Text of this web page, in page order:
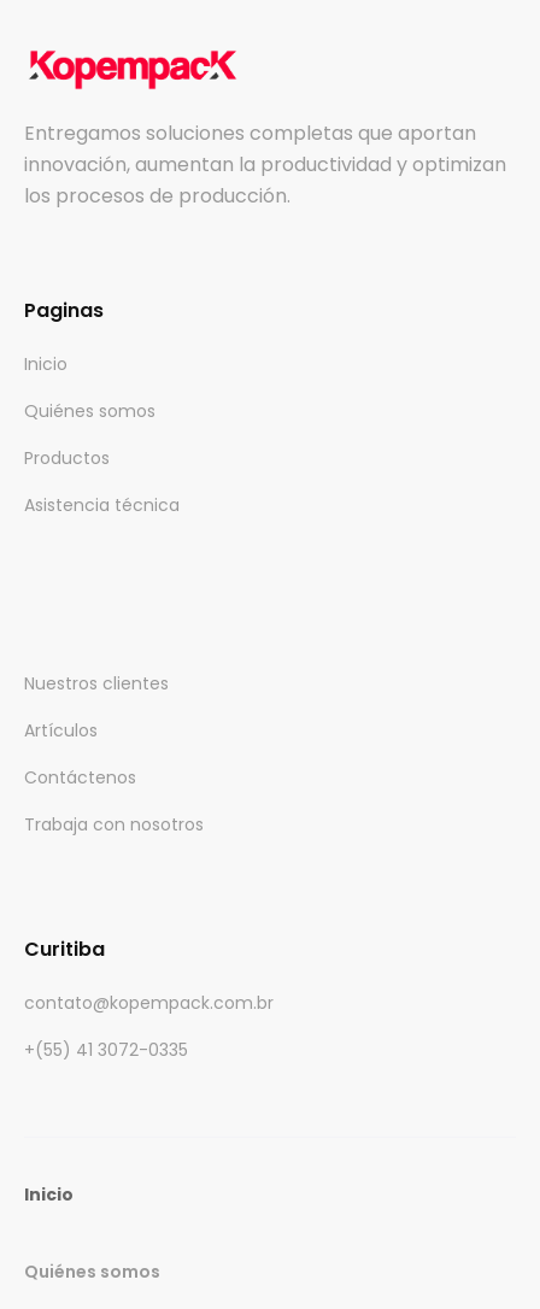
Entregamos soluciones completas que aportan
innovación, aumentan la productividad y optimizan
los procesos de producción.
Paginas
Inicio
Quiénes somos
Productos
Asistencia técnica
Nuestros clientes
Artículos
Contáctenos
Trabaja con nosotros
Curitiba
contato@kopempack.com.br
+(55) 41 3072-0335
Inicio
Quiénes somos